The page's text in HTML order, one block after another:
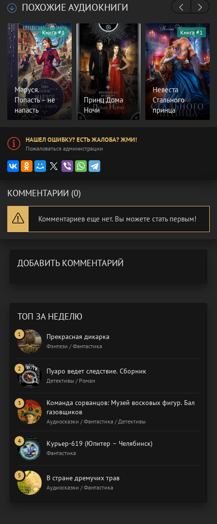
ПОХОЖИЕ АУДИОКНИГИ
Маруся.
Попасть – не
напасть
Книга #1
Принц Дома
Ночи
Невеста
Стального
принца
Книга #1
НАШЕЛ ОШИБКУ? ЕСТЬ ЖАЛОБА? ЖМИ!
Пожаловаться администрации
КОММЕНТАРИИ (0)
Комментариев еще нет. Вы можете стать первым!
ДОБАВИТЬ КОММЕНТАРИЙ
ТОП ЗА НЕДЕЛЮ
Прекрасная дикарка
Фэнтези / Фантастика
Пуаро ведет следствие. Сборник
Детективы / Роман
Команда сорванцов: Музей восковых фигур. Бал
газовщиков
Аудиосказки / Фантастика / Детективы
Курьер-619 (Юпитер – Челябинск)
Фантастика
В стране дремучих трав
Аудиосказки / Фантастика